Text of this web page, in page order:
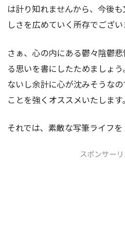
は計り知れませんから、今後
しさを広めていく所存でござい
さぁ、心の内にある鬱々陰鬱
る思いを書にしたためましょ
ないし余計に心が沈みそうなの
ことを強くオススメいたします。
それでは、素敵な写筆ライフを
スポンサーリ